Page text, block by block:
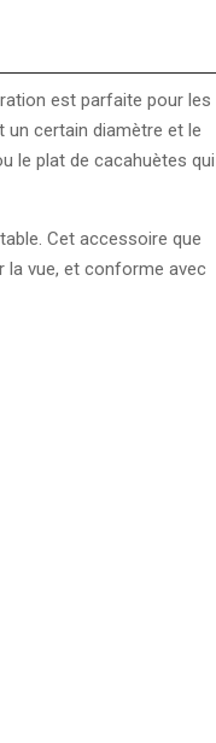
est parfaite pour les
un certain diamètre et le
le plat de cacahuètes qui
Cet accessoire que
la vue, et conforme avec